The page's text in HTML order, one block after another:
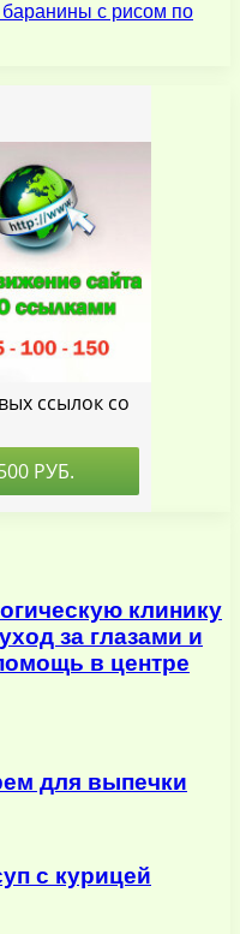
баранины с рисом по
клинику
за глазами и
в центре
для выпечки
с курицей